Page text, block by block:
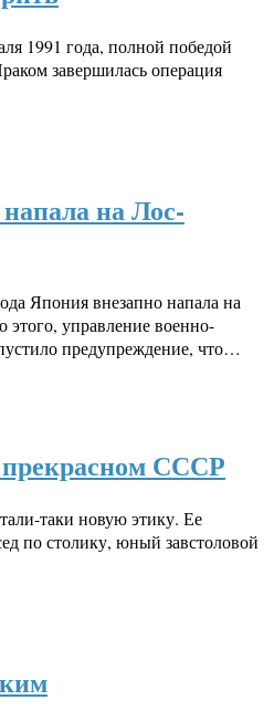
1991 года, полной победой
завершилась операция
на Лос-
Япония внезапно напала на
управление военно-
предупреждение, что…
СССР
таки новую этику. Ее
по столику, юный завстоловой